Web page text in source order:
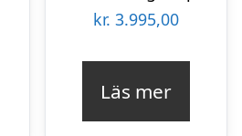
kr. 3.995,00
Läs mer